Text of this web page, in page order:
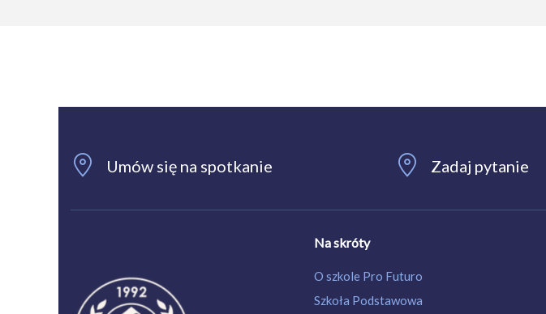
Umów się na spotkanie Zadaj pytanie
Na skróty
O szkole Pro Futuro
Szkoła Podstawowa